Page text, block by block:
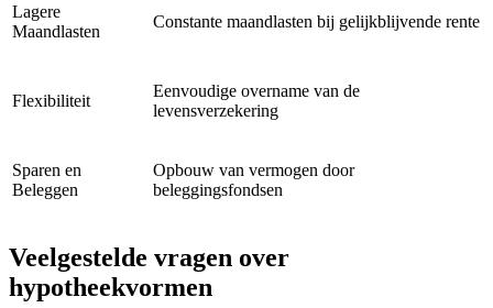
Lagere
Maandlasten
Constante maandlasten bij gelijkblijvende rente
Flexibiliteit
Eenvoudige overname van de
levensverzekering
Sparen en
Beleggen
Opbouw van vermogen door
beleggingsfondsen
Veelgestelde vragen over
hypotheekvormen